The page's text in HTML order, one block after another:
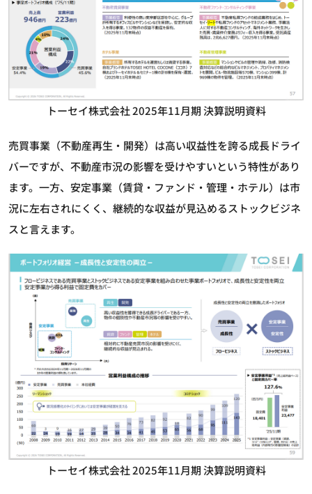
トーセイ株式会社 2025年11月期 決算説明資料
売買事業（不動産再生・開発）は高い収益性を誇る成長ドライ
バーですが、不動産市況の影響を受けやすいという特性があり
ます。一方、安定事業（賃貸・ファンド・管理・ホテル）は市
況に左右されにくく、継続的な収益が見込めるストックビジネ
スと言えます。
トーセイ株式会社 2025年11月期 決算説明資料